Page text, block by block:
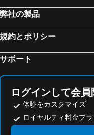
弊社の製品
規約とポリシー
サポート
ログインして会
体験をカスタマイズ
ロイヤルティ料金プ